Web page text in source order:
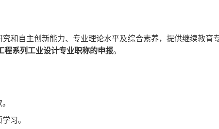
和自主创新能力、专业理论水平及综合素养，提供继续教育
程系列工业设计专业职称的申报。
习。